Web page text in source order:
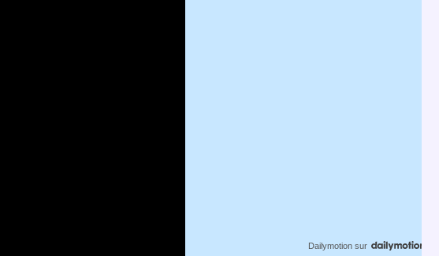
Dailymotion sur